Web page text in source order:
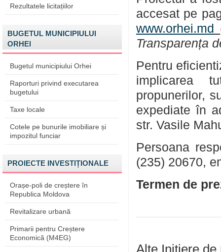
Rezultatele licitațiilor
BUGETUL MUNICIPIULUI
ORHEI
Bugetul municipiului Orhei
Raporturi privind executarea
bugetului
Taxe locale
Cotele pe bunurile imobiliare și
impozitul funciar
PROIECTE INVESTIȚIONALE
Orașe-poli de creștere în
Republica Moldova
Revitalizare urbană
Primarii pentru Creștere
Economică (M4EG)
accesat pe
www.orhei.md
Transparența
Pentru
implicarea
propunerilor,
expediate în
str. Vasile
Persoana
(235) 20670,
Termen de
Alte Inițiere de